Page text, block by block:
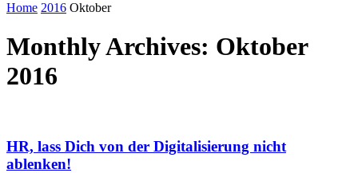
Home 2016 Oktober
Monthly Archives: Oktober
2016
HR, lass Dich von der Digitalisierung nicht
ablenken!